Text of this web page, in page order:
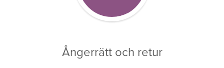
Ångerrätt och retur